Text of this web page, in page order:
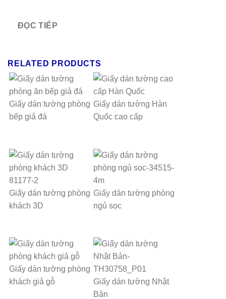
ĐỌC TIẾP
RELATED PRODUCTS
Giấy dán tường phòng
bếp giả đá
Giấy dán tường Hàn
Quốc cao cấp
Giấy dán tường phòng
khách 3D
Giấy dán tường phòng
ngủ sọc
Giấy dán tường phòng
khách giả gỗ
Giấy dán tường Nhật
Bản